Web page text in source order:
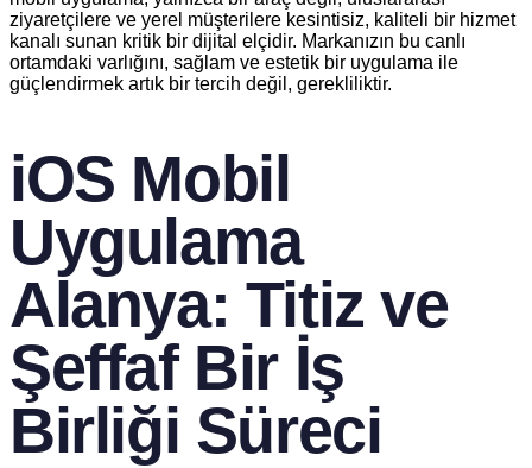
ziyaretçilere ve yerel müşterilere kesintisiz, kaliteli bir hizmet
kanalı sunan kritik bir dijital elçidir. Markanızın bu canlı
ortamdaki varlığını, sağlam ve estetik bir uygulama ile
güçlendirmek artık bir tercih değil, gerekliliktir.
iOS Mobil
Uygulama
Alanya: Titiz ve
Şeffaf Bir İş
Birliği Süreci